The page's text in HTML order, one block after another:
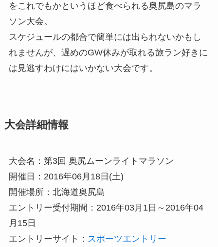
をこれでもかというほど食べられる奥尻島のマラ
ソン大会。
スケジュールの都合で簡単には出られないかもし
れませんが、遅めのGW休みが取れる旅ラン好きに
は見逃すわけにはいかない大会です。
大会詳細情報
大会名：第3回 奥尻ムーンライトマラソン
開催日：2016年06月18日(土)
開催場所：北海道奥尻島
エントリー受付期間：2016年03月1日～2016年04
月15日
エントリーサイト： スポーツエントリー